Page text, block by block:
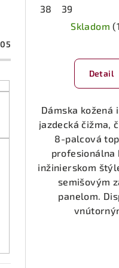
38
39
Skladom
Detail
Dámska kožená
jazdecká čižma,
8-palcová
profesionálna
inžinierskom
semišovým
panelom.